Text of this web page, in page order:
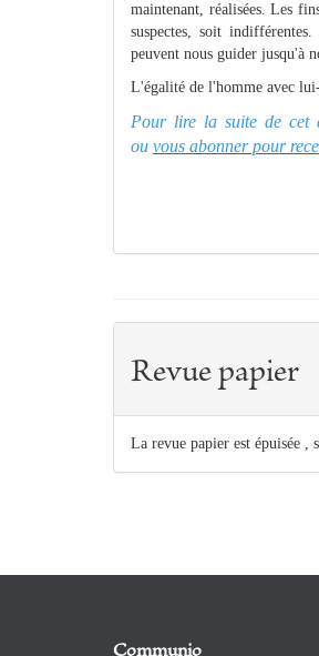
maintenant, réalisées. Les
suspectes, soit
peuvent nous guider jusqu'à
L'égalité de l'homme avec
Pour lire la suite de cet
ou vous abonner pour
Revue papier
La revue papier est épuisée ,
Communio